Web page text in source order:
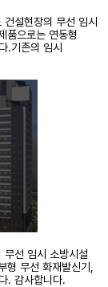
설현장의 무선 임시
품으로는 연동형
.기존의 임시
선 임시 소방시설
무선 화재발신기,
. 감사합니다.​